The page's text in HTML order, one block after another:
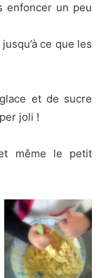
enfoncer un peu
ce que les
et de sucre
joli !
même le petit